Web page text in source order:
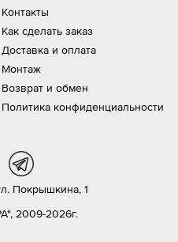
Контакты
Как сделать заказ
Доставка и оплата
Монтаж
Возврат и обмен
Политика конфиденциальности
2009-2026г.
Покрышкина, 1
tg